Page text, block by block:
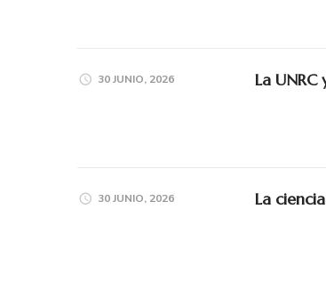
30 JUNIO, 2026 La
30 JUNIO, 2026 La